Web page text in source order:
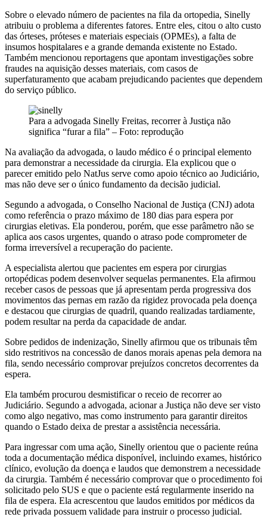
Sobre o elevado número de pacientes na fila da ortopedia, Sinelly
atribuiu o problema a diferentes fatores. Entre eles, citou o alto custo
das órteses, próteses e materiais especiais (OPMEs), a falta de
insumos hospitalares e a grande demanda existente no Estado.
Também mencionou reportagens que apontam investigações sobre
fraudes na aquisição desses materiais, com casos de
superfaturamento que acabam prejudicando pacientes que dependem
do serviço público.
Para a advogada Sinelly Freitas, recorrer à Justiça não
significa “furar a fila” – Foto: reprodução
Na avaliação da advogada, o laudo médico é o principal elemento
para demonstrar a necessidade da cirurgia. Ela explicou que o
parecer emitido pelo NatJus serve como apoio técnico ao Judiciário,
mas não deve ser o único fundamento da decisão judicial.
Segundo a advogada, o Conselho Nacional de Justiça (CNJ) adota
como referência o prazo máximo de 180 dias para espera por
cirurgias eletivas. Ela ponderou, porém, que esse parâmetro não se
aplica aos casos urgentes, quando o atraso pode comprometer de
forma irreversível a recuperação do paciente.
A especialista alertou que pacientes em espera por cirurgias
ortopédicas podem desenvolver sequelas permanentes. Ela afirmou
receber casos de pessoas que já apresentam perda progressiva dos
movimentos das pernas em razão da rigidez provocada pela doença
e destacou que cirurgias de quadril, quando realizadas tardiamente,
podem resultar na perda da capacidade de andar.
Sobre pedidos de indenização, Sinelly afirmou que os tribunais têm
sido restritivos na concessão de danos morais apenas pela demora na
fila, sendo necessário comprovar prejuízos concretos decorrentes da
espera.
Ela também procurou desmistificar o receio de recorrer ao
Judiciário. Segundo a advogada, acionar a Justiça não deve ser visto
como algo negativo, mas como instrumento para garantir direitos
quando o Estado deixa de prestar a assistência necessária.
Para ingressar com uma ação, Sinelly orientou que o paciente reúna
toda a documentação médica disponível, incluindo exames, histórico
clínico, evolução da doença e laudos que demonstrem a necessidade
da cirurgia. Também é necessário comprovar que o procedimento foi
solicitado pelo SUS e que o paciente está regularmente inserido na
fila de espera. Ela acrescentou que laudos emitidos por médicos da
rede privada possuem validade para instruir o processo judicial.